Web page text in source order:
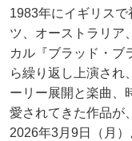
1983年にイギリス
ツ、オーストラリア
カル『ブラッド・ブ
ら繰り返し上演され
ーリー展開と楽曲、
愛されてきた作品が
2026年3月9日（月）